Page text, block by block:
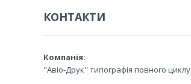
КОНТАКТИ
"Авіо-Друк" типографія повного циклу